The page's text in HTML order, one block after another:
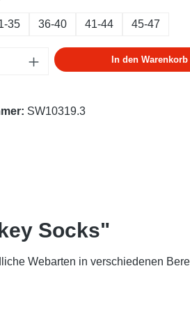
35 36-40 41-44 45-47
Gib denIn den Warenkorb
SW10319.3
Socks"
Webarten in verschiedenen